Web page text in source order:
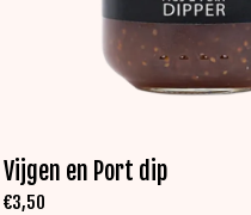
Vijgen en Port dip
€3,50